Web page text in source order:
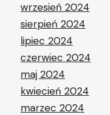
wrzesień 2024
sierpień 2024
lipiec 2024
czerwiec 2024
maj 2024
kwiecień 2024
marzec 2024